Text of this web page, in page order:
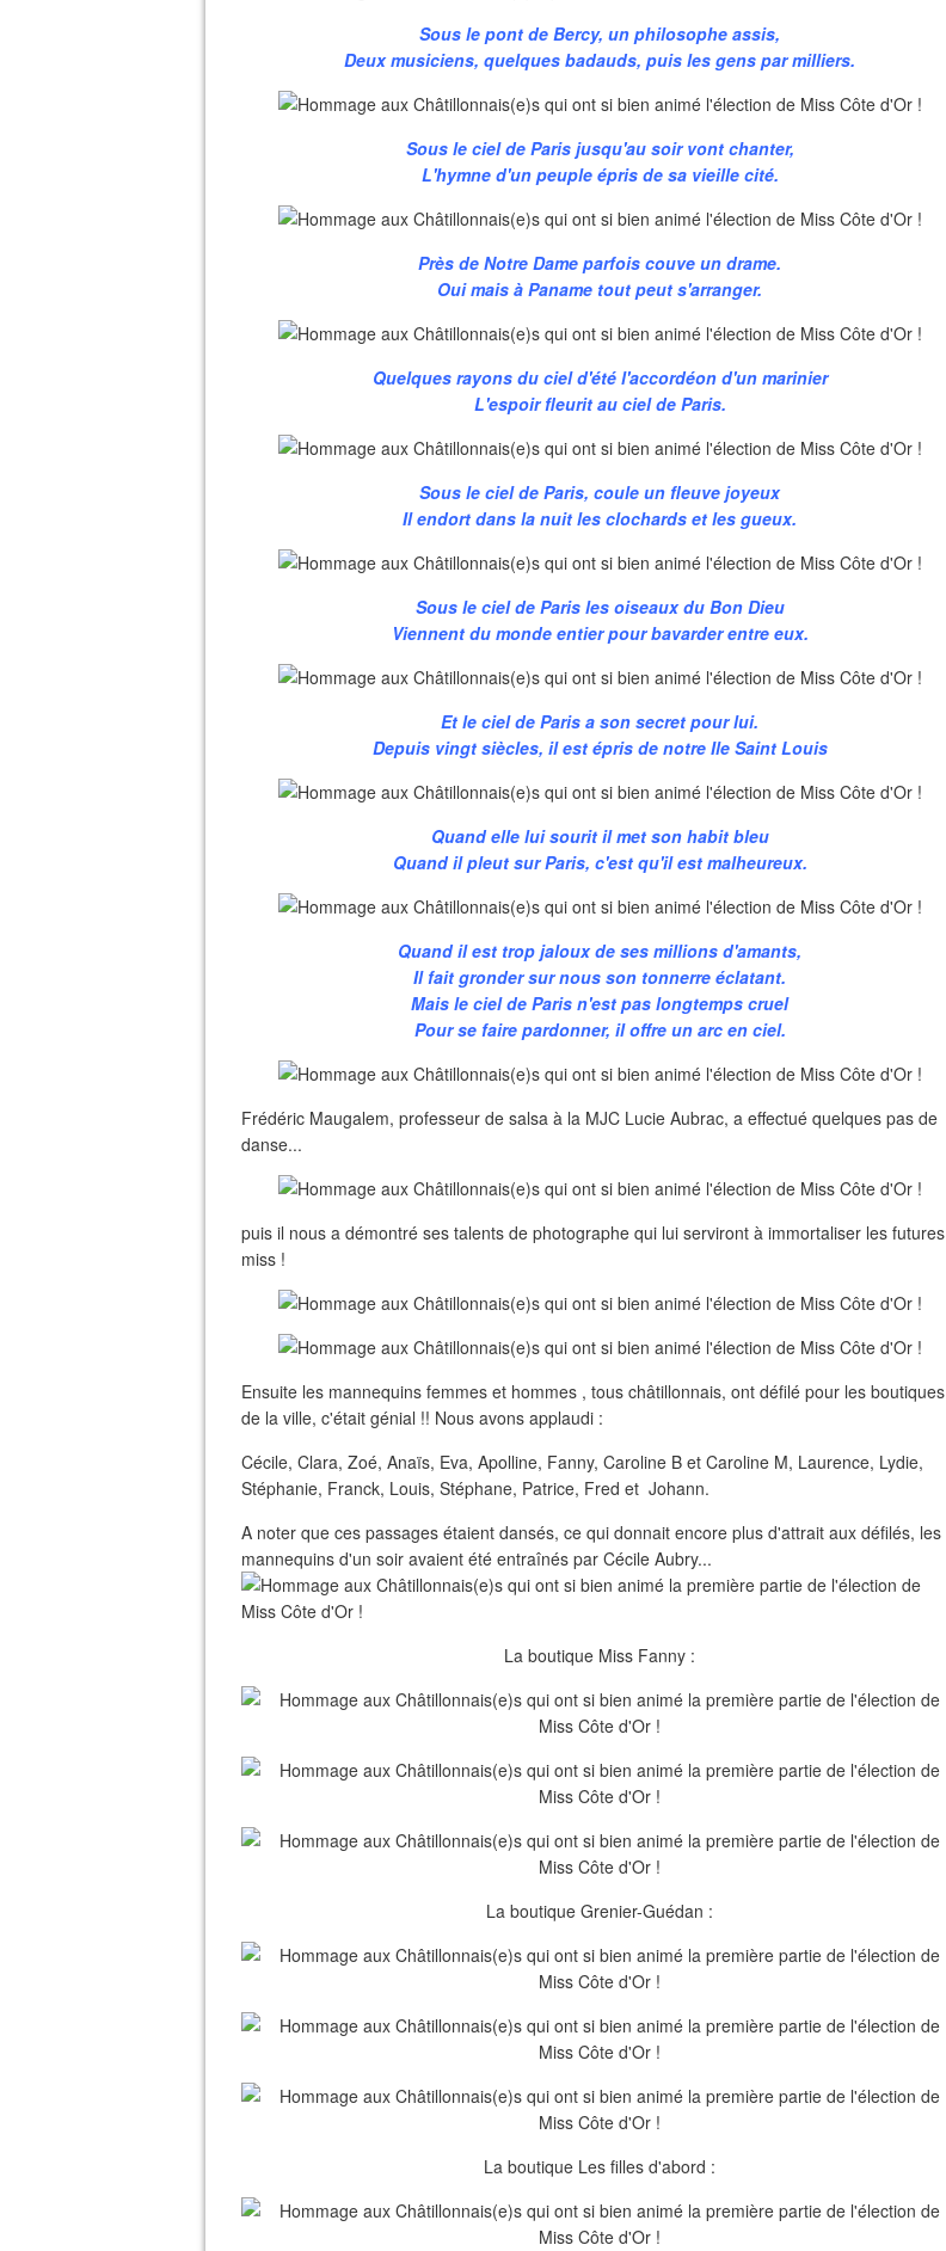
Sous le pont de Bercy, un philosophe assis,
Deux musiciens, quelques badauds, puis les gens par milliers.
Sous le ciel de Paris jusqu'au soir vont chanter,
L'hymne d'un peuple épris de sa vieille cité.
Près de Notre Dame parfois couve un drame.
Oui mais à Paname tout peut s'arranger.
Quelques rayons du ciel d'été l'accordéon d'un marinier
L'espoir fleurit au ciel de Paris.
Sous le ciel de Paris, coule un fleuve joyeux
Il endort dans la nuit les clochards et les gueux.
Sous le ciel de Paris les oiseaux du Bon Dieu
Viennent du monde entier pour bavarder entre eux.
Et le ciel de Paris a son secret pour lui.
Depuis vingt siècles, il est épris de notre Ile Saint Louis
Quand elle lui sourit il met son habit bleu
Quand il pleut sur Paris, c'est qu'il est malheureux.
Quand il est trop jaloux de ses millions d'amants,
Il fait gronder sur nous son tonnerre éclatant.
Mais le ciel de Paris n'est pas longtemps cruel
Pour se faire pardonner, il offre un arc en ciel.
Frédéric Maugalem, professeur de salsa à la MJC Lucie Aubrac, a effectué quelques pas de
danse...
puis il nous a démontré ses talents de photographe qui lui serviront à immortaliser les futures
miss !
Ensuite les mannequins femmes et hommes , tous châtillonnais, ont défilé pour les boutiques
de la ville, c'était génial !! Nous avons applaudi :
Cécile, Clara, Zoé, Anaïs, Eva, Apolline, Fanny, Caroline B et Caroline M, Laurence, Lydie,
Stéphanie, Franck, Louis, Stéphane, Patrice, Fred et Johann.
A noter que ces passages étaient dansés, ce qui donnait encore plus d'attrait aux défilés, les
mannequins d'un soir avaient été entraînés par Cécile Aubry...
La boutique Miss Fanny :
La boutique Grenier-Guédan :
La boutique Les filles d'abord :